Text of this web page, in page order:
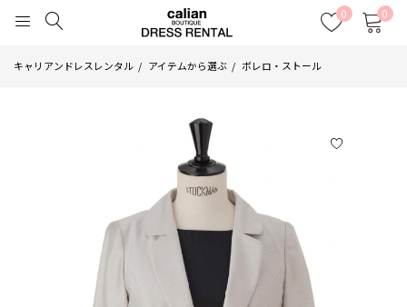
0 0
キャリアンドレスレンタル アイテムから選ぶ ボレロ・ストール